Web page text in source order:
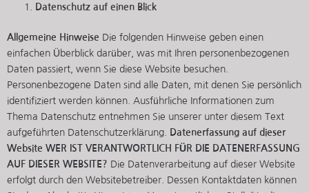
Datenschutz auf einen Blick
Allgemeine Hinweise Die folgenden Hinweise geben einen
einfachen Überblick darüber, was mit Ihren personenbezogenen
Daten passiert, wenn Sie diese Website besuchen.
Personenbezogene Daten sind alle Daten, mit denen Sie persönlich
identifiziert werden können. Ausführliche Informationen zum
Thema Datenschutz entnehmen Sie unserer unter diesem Text
aufgeführten Datenschutzerklärung.
Datenerfassung auf dieser
Website WER IST VERANTWORTLICH FÜR DIE DATENERFASSUNG
AUF DIESER WEBSITE? Die Datenverarbeitung auf dieser Website
erfolgt durch den Websitebetreiber. Dessen Kontaktdaten können